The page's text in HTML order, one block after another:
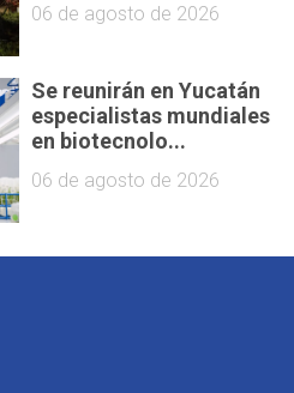
06 de agosto de 2026
Se reunirán en Yucatán
especialistas mundiales
en biotecnolo...
06 de agosto de 2026